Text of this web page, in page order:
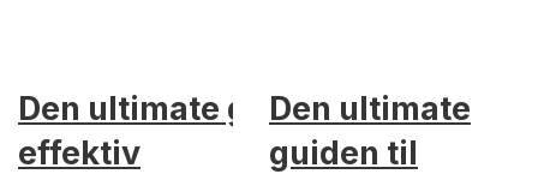
Den ultimate guiden til
effektiv
Den ultimate
guiden til